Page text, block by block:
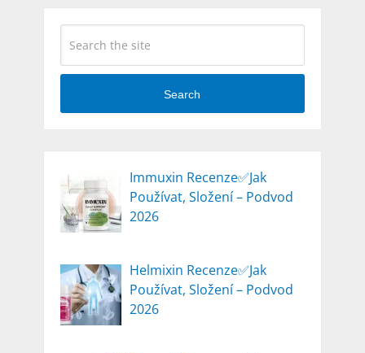
Search
Immuxin Recenze✅Jak
Používat, Složení – Podvod
2026
Helmixin Recenze✅Jak
Používat, Složení – Podvod
2026